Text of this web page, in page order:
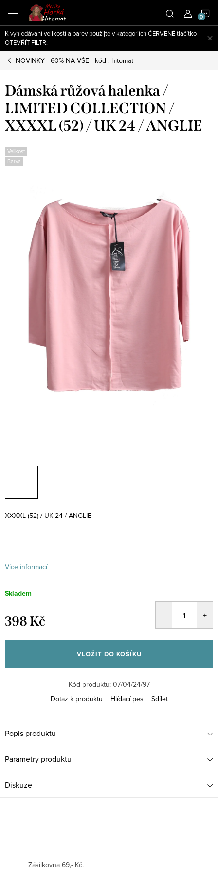
obsah
K vyhledávání velikostí a barev použijte v kategoriích ČERVENÉ tlačítko -
OTEVŘÍT FILTR.
NOVINKY - 60% NA VŠE - kód : hitomat
Dámská růžová halenka /
LIMITED COLLECTION /
XXXXL (52) / UK 24 / ANGLIE
Velikost
Barva
XXXXL (52) / UK 24 / ANGLIE
Více informací
Skladem
398 Kč
cena:
VLOŽIT DO KOŠÍKU
Kód produktu: 07/04/24/97
Dotaz k produktu
Hlídací pes Sdílet
Popis produktu
Parametry produktu
Diskuze
Zásilkovna 69,- Kč.